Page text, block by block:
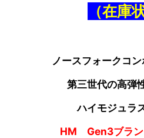
（在庫
ノースフォークコ
第三世代の高弾
ハイモジュラ
HM Gen3ブラン